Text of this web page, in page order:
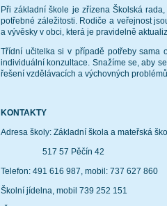
Při základní škole je zřízena Školská
potřebné záležitosti. Rodiče a veřejnost
a vývěsky v obci, která je pravidelně
Třídní učitelka si v případě potřeby sama
individuální konzultace. Snažíme se, aby
řešení vzdělávacích a výchovných
KONTAKTY
Adresa školy: Základní škola a mateřská
517 57 Pěčín 42
Telefon: 491 616 987, mobil: 737 627 860
Školní jídelna, mobil 739 252 151